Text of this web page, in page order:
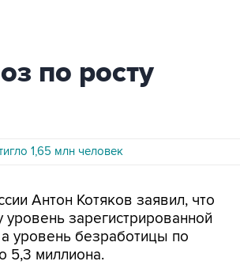
по росту
1,65 млн человек
Антон Котяков заявил, что
зарегистрированной
уровень безработицы по
5,3 миллиона.